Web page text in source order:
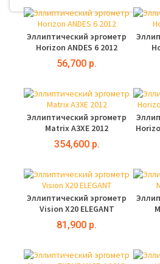
Эллиптический эргометр
Horizon ANDES 6 2012
56,700 р.
Эллиптический эргометр
Matrix A3XE 2012
354,600 р.
Эллиптический эргометр
Vision X20 ELEGANT
81,900 р.